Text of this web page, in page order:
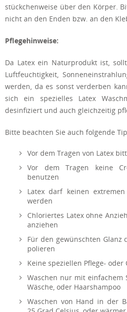
stückchenweise über den Körper.
nicht an den Enden bzw. an den
Pflegehinweise:
Da Latex ein Naturprodukt ist,
Luftfeuchtigkeit,
werden, da es sonst verderben
sich ein spezielles Latex
desinfiziert und auch gleichzeitig
Bitte beachten Sie auch folgende
Vor dem Tragen von Latex
Vor dem Tragen keine
benutzen
Latex darf keinen
werden
Chloriertes Latex ohne
anziehen
Für den gewünschten Glanz
polieren
Keine speziellen Pflege-
Waschen nur mit
Wäsche, oder Haarshampoo
Waschen von Hand in der